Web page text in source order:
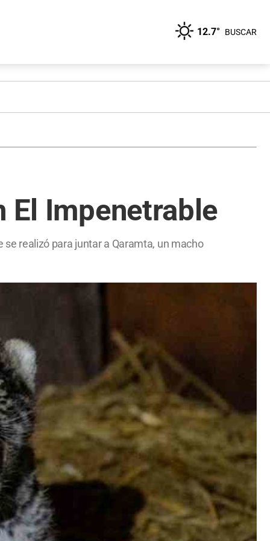
12.7° BUSCAR
El Impenetrable
realizó para juntar a Qaramta, un macho